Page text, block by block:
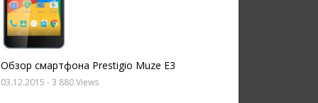
Обзор смартфона Prestigio Muze E3
03.12.2015 - 3 880 Views